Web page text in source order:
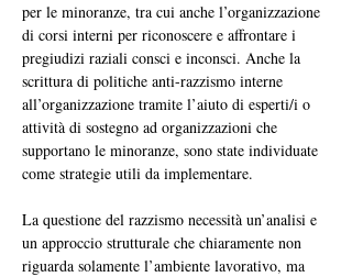
per le minoranze, tra cui anche l’organizzazione
di corsi interni per riconoscere e affrontare i
pregiudizi raziali consci e inconsci. Anche la
scrittura di politiche anti-razzismo interne
all’organizzazione tramite l’aiuto di esperti/i o
attività di sostegno ad organizzazioni che
supportano le minoranze, sono state individuate
come strategie utili da implementare.
La questione del razzismo necessità un’analisi e
un approccio strutturale che chiaramente non
riguarda solamente l’ambiente lavorativo, ma